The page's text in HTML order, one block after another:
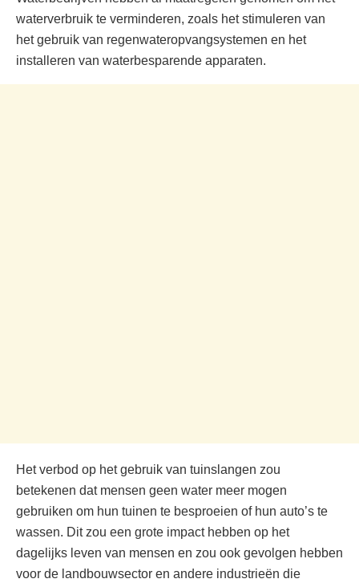
waterverbruik te verminderen, zoals het stimuleren van
het gebruik van regenwateropvangsystemen en het
installeren van waterbesparende apparaten.
Het verbod op het gebruik van tuinslangen zou
betekenen dat mensen geen water meer mogen
gebruiken om hun tuinen te besproeien of hun auto’s te
wassen. Dit zou een grote impact hebben op het
dagelijks leven van mensen en zou ook gevolgen hebben
voor de landbouwsector en andere industrieën die